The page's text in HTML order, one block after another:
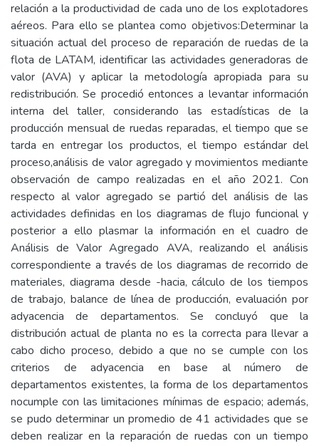
relación a la productividad de cada uno de los explotadores
aéreos. Para ello se plantea como objetivos:Determinar la
situación actual del proceso de reparación de ruedas de la
flota de LATAM, identificar las actividades generadoras de
valor (AVA) y aplicar la metodología apropiada para su
redistribución. Se procedió entonces a levantar información
interna del taller, considerando las estadísticas de la
producción mensual de ruedas reparadas, el tiempo que se
tarda en entregar los productos, el tiempo estándar del
proceso,análisis de valor agregado y movimientos mediante
observación de campo realizadas en el año 2021. Con
respecto al valor agregado se partió del análisis de las
actividades definidas en los diagramas de flujo funcional y
posterior a ello plasmar la información en el cuadro de
Análisis de Valor Agregado AVA, realizando el análisis
correspondiente a través de los diagramas de recorrido de
materiales, diagrama desde -hacia, cálculo de los tiempos
de trabajo, balance de línea de producción, evaluación por
adyacencia de departamentos. Se concluyó que la
distribución actual de planta no es la correcta para llevar a
cabo dicho proceso, debido a que no se cumple con los
criterios de adyacencia en base al número de
departamentos existentes, la forma de los departamentos
nocumple con las limitaciones mínimas de espacio; además,
se pudo determinar un promedio de 41 actividades que se
deben realizar en la reparación de ruedas con un tiempo